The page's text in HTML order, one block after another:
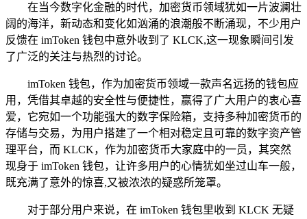
在当今数字化金融的时代，加密货币领域犹如一片波澜壮
阔的海洋，新动态和变化如汹涌的浪潮般不断涌现，不少用户
反馈在 imToken 钱包中意外收到了 KLCK,这一现象瞬间引发
了广泛的关注与热烈的讨论。
imToken 钱包，作为加密货币领域一款声名远扬的钱包应
用，凭借其卓越的安全性与便捷性，赢得了广大用户的衷心喜
爱，它宛如一个功能强大的数字保险箱，支持多种加密货币的
存储与交易，为用户搭建了一个相对稳定且可靠的数字资产管
理平台，而 KLCK，作为加密货币大家庭中的一员，其突然
现身于 imToken 钱包，让许多用户的心情犹如坐过山车一般，
既充满了意外的惊喜,又被浓浓的疑惑所笼罩。
对于部分用户来说，在 imToken 钱包里收到 KLCK 无疑